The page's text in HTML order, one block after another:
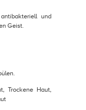
und
Geist.
Trockene Haut,